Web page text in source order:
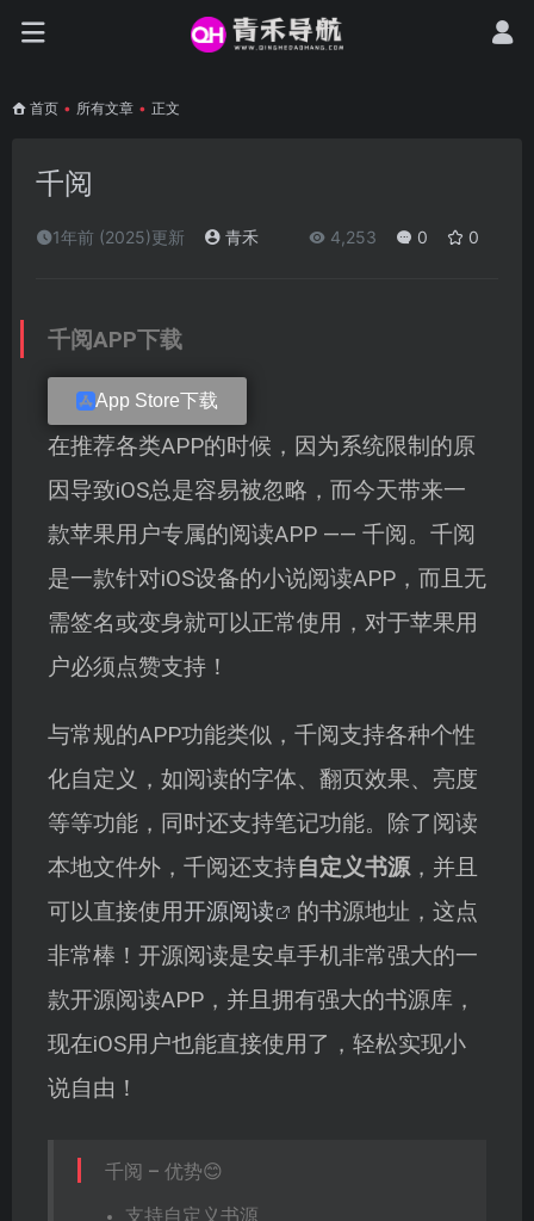
首页 • 所有文章 • 正文
千阅
1年前 (2025)更新 青禾 4,253 0 0
千阅APP下载
App Store下载
在推荐各类APP的时候，因为系统限制的原
因导致iOS总是容易被忽略，而今天带来一
款苹果用户专属的阅读APP —— 千阅。千阅
是一款针对iOS设备的小说阅读APP，而且无
需签名或变身就可以正常使用，对于苹果用
户必须点赞支持！
与常规的APP功能类似，千阅支持各种个性
化自定义，如阅读的字体、翻页效果、亮度
等等功能，同时还支持笔记功能。除了阅读
本地文件外，千阅还支持自定义书源，并且
可以直接使用开源阅读
的书源地址，这点
非常棒！开源阅读是安卓手机非常强大的一
款开源阅读APP，并且拥有强大的书源库，
现在iOS用户也能直接使用了，轻松实现小
说自由！
千阅 – 优势😊
支持自定义书源